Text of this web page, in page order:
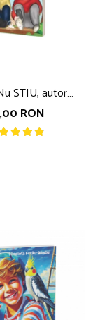
STIU, autor
Fotau
RON